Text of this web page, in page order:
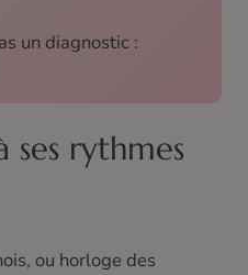
un diagnostic :
ses rythmes
ou horloge des